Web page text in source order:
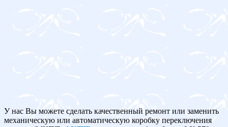
У нас Вы можете сделать качественный ремонт или заменить
механическую или автоматическую коробку переключения